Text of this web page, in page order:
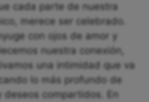
cada parte de nuestra
merece ser celebrado.
con ojos de amor y
nuestra conexión,
una intimidad que va
lo más profundo de
deseos compartidos. En